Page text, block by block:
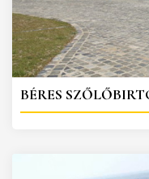
BÉRES